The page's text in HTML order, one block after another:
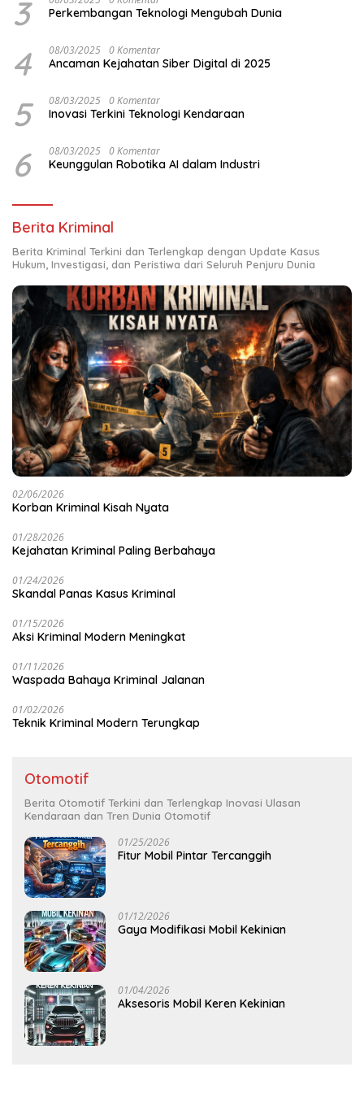
3 Perkembangan Teknologi Mengubah Dunia
4 08/03/2025 0 Komentar
Ancaman Kejahatan Siber Digital di 2025
5 08/03/2025 0 Komentar
Inovasi Terkini Teknologi Kendaraan
6 08/03/2025 0 Komentar
Keunggulan Robotika AI dalam Industri
Berita Kriminal
Berita Kriminal Terkini dan Terlengkap dengan Update Kasus
Hukum, Investigasi, dan Peristiwa dari Seluruh Penjuru Dunia
02/06/2026
Korban Kriminal Kisah Nyata
01/28/2026
Kejahatan Kriminal Paling Berbahaya
01/24/2026
Skandal Panas Kasus Kriminal
01/15/2026
Aksi Kriminal Modern Meningkat
01/11/2026
Waspada Bahaya Kriminal Jalanan
01/02/2026
Teknik Kriminal Modern Terungkap
Otomotif
Berita Otomotif Terkini dan Terlengkap Inovasi Ulasan
Kendaraan dan Tren Dunia Otomotif
01/25/2026
Fitur Mobil Pintar Tercanggih
01/12/2026
Gaya Modifikasi Mobil Kekinian
01/04/2026
Aksesoris Mobil Keren Kekinian